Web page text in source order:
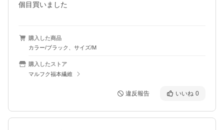
個目買いました
購入した商品
カラー/ブラック、サイズ/M
購入したストア
マルフク福本繊維
違反報告 いいね 0